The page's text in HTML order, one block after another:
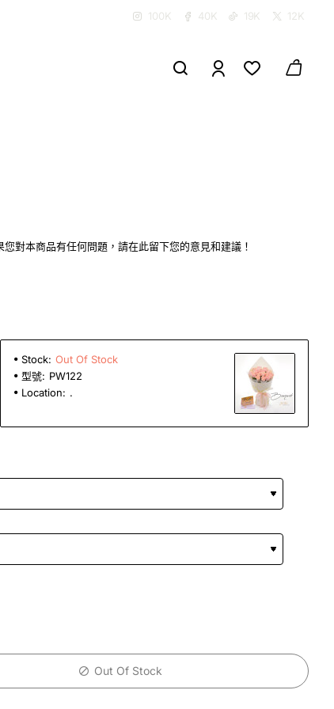
100K 40K 19K 12K
您對本商品有任何問題，請在此留下您的意見和建議！
Stock: Out Of Stock
型號: PW122
Location: .
Out Of Stock